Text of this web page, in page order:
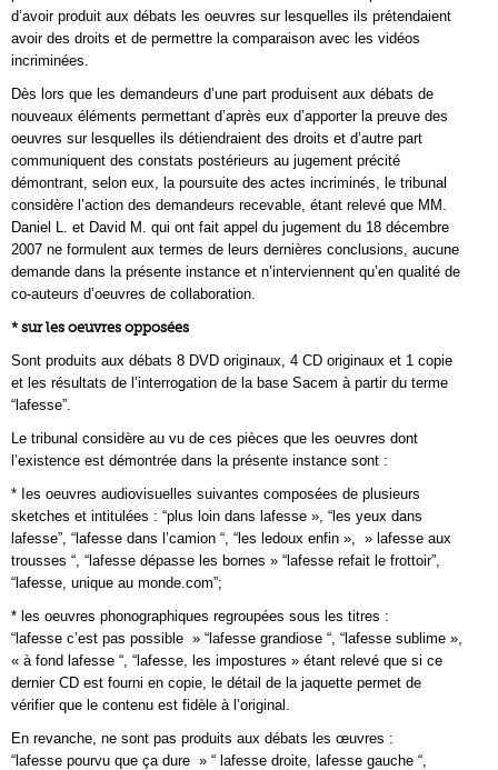
d’avoir produit aux débats les oeuvres sur lesquelles ils prétendaient
avoir des droits et de permettre la comparaison avec les vidéos
incriminées.
Dès lors que les demandeurs d’une part produisent aux débats de
nouveaux éléments permettant d’après eux d’apporter la preuve des
oeuvres sur lesquelles ils détiendraient des droits et d’autre part
communiquent des constats postérieurs au jugement précité
démontrant, selon eux, la poursuite des actes incriminés, le tribunal
considère l’action des demandeurs recevable, étant relevé que MM.
Daniel L. et David M. qui ont fait appel du jugement du 18 décembre
2007 ne formulent aux termes de leurs dernières conclusions, aucune
demande dans la présente instance et n’interviennent qu’en qualité de
co-auteurs d’oeuvres de collaboration.
* sur les oeuvres opposées
Sont produits aux débats 8 DVD originaux, 4 CD originaux et 1 copie
et les résultats de l’interrogation de la base Sacem à partir du terme
“lafesse”.
Le tribunal considère au vu de ces pièces que les oeuvres dont
l’existence est démontrée dans la présente instance sont :
* Ies oeuvres audiovisuelles suivantes composées de plusieurs
sketches et intitulées : “plus loin dans lafesse », “les yeux dans
lafesse”, “lafesse dans l’camion “, “les ledoux enfin », » lafesse aux
trousses “, “lafesse dépasse les bornes » “lafesse refait le frottoir”,
“lafesse, unique au monde.com”;
* les oeuvres phonographiques regroupées sous les titres :
“lafesse c’est pas possible » “lafesse grandiose “, “lafesse sublime »,
« à fond lafesse “, “lafesse, les impostures » étant relevé que si ce
dernier CD est fourni en copie, le détail de la jaquette permet de
vérifier que le contenu est fidèle à l’original.
En revanche, ne sont pas produits aux débats les œuvres :
“lafesse pourvu que ça dure » “ lafesse droite, lafesse gauche “,